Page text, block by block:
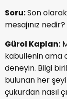
Soru:Son
mesajınız nedir?
Gürol Kaplan:
kabullenin ama
deneyin. Bilgi
bulunan her
çukurdan nasıl